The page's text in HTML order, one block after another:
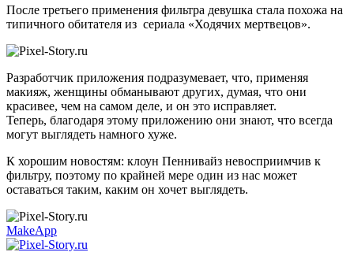
После третьего применения фильтра девушка стала похожа на
типичного обитателя из сериала «Ходячих мертвецов».
Разработчик приложения подразумевает, что, применяя
макияж, женщины обманывают других, думая, что они
красивее, чем на самом деле, и он это исправляет.
Теперь, благодаря этому приложению они знают, что всегда
могут выглядеть намного хуже.
К хорошим новостям: клоун Пеннивайз невосприимчив к
фильтру, поэтому по крайней мере один из нас может
оставаться таким, каким он хочет выглядеть.
MakeApp